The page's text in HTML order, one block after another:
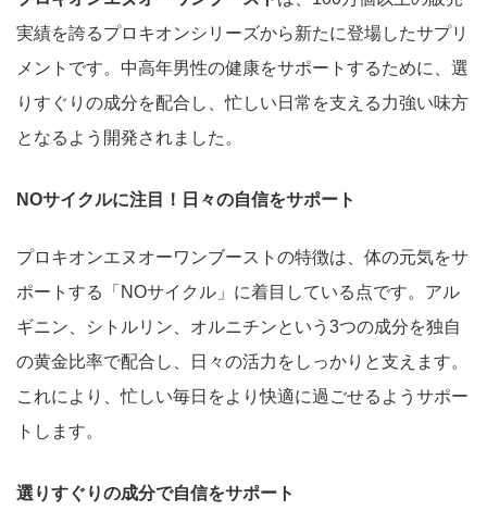
実績を誇るプロキオンシリーズから新たに登場したサプリ
メントです。中高年男性の健康をサポートするために、選
りすぐりの成分を配合し、忙しい日常を支える力強い味方
となるよう開発されました。
NOサイクルに注目！日々の自信をサポート
プロキオンエヌオーワンブーストの特徴は、体の元気をサ
ポートする「NOサイクル」に着目している点です。アル
ギニン、シトルリン、オルニチンという3つの成分を独自
の黄金比率で配合し、日々の活力をしっかりと支えます。
これにより、忙しい毎日をより快適に過ごせるようサポー
トします。
選りすぐりの成分で自信をサポート